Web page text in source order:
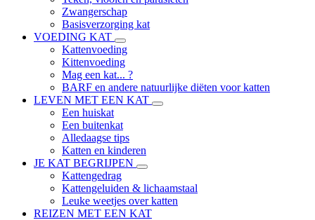
Zwangerschap
Basisverzorging kat
VOEDING KAT
Kattenvoeding
Kittenvoeding
Mag een kat... ?
BARF en andere natuurlijke diëten voor katten
LEVEN MET EEN KAT
Een huiskat
Een buitenkat
Alledaagse tips
Katten en kinderen
JE KAT BEGRIJPEN
Kattengedrag
Kattengeluiden & lichaamstaal
Leuke weetjes over katten
REIZEN MET EEN KAT